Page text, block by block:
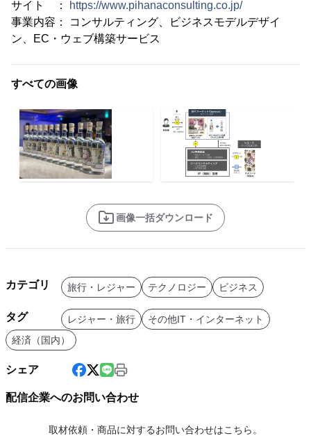
サイト ：
https://www.pihanaconsulting.co.jp/
事業内容： コンサルティング、ビジネスモデルデザイ
ン、EC・ウェブ構築サービス
すべての画像
画像一括ダウンロード
カテゴリ 旅行・レジャー テクノロジー ビジネス
タグ レジャー・旅行
その他IT・インターネット
経済（国内）
シェア
配信企業へのお問い合わせ
取材依頼・商品に対するお問い合わせはこちら。